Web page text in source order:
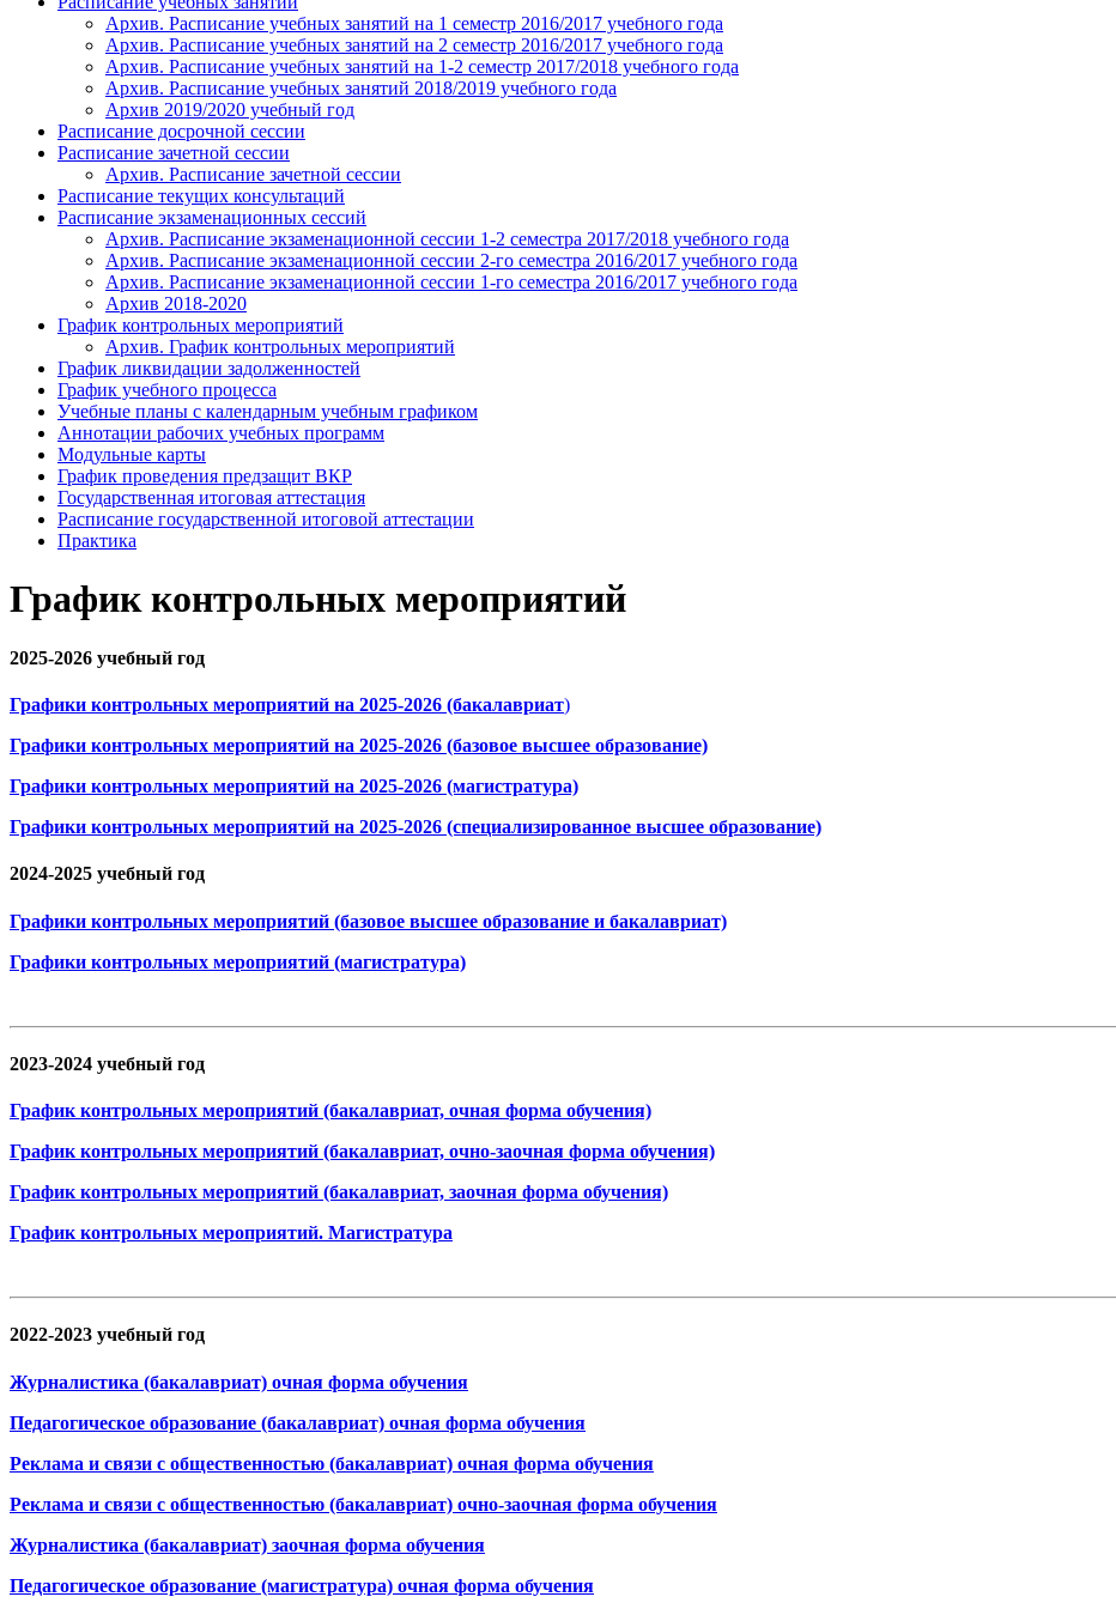
Архив. Расписание учебных занятий на 1 семестр 2016/2017 учебного года
Архив. Расписание учебных занятий на 2 семестр 2016/2017 учебного года
Архив. Расписание учебных занятий на 1-2 семестр 2017/2018 учебного года
Архив. Расписание учебных занятий 2018/2019 учебного года
Архив 2019/2020 учебный год
Расписание досрочной сессии
Расписание зачетной сессии
Архив. Расписание зачетной сессии
Расписание текущих консультаций
Расписание экзаменационных сессий
Архив. Расписание экзаменационной сессии 1-2 семестра 2017/2018 учебного года
Архив. Расписание экзаменационной сессии 2-го семестра 2016/2017 учебного года
Архив. Расписание экзаменационной сессии 1-го семестра 2016/2017 учебного года
Архив 2018-2020
График контрольных мероприятий
Архив. График контрольных мероприятий
График ликвидации задолженностей
График учебного процесса
Учебные планы с календарным учебным графиком
Аннотации рабочих учебных программ
Модульные карты
График проведения предзащит ВКР
Государственная итоговая аттестация
Расписание государственной итоговой аттестации
Практика
График контрольных мероприятий
2025-2026 учебный год
Графики контрольных мероприятий на 2025-2026 (бакалавриат)
Графики контрольных мероприятий на 2025-2026 (базовое высшее образование)
Графики контрольных мероприятий на 2025-2026 (магистратура)
Графики контрольных мероприятий на 2025-2026 (специализированное высшее образование)
2024-2025 учебный год
Графики контрольных мероприятий (базовое высшее образование и бакалавриат)
Графики контрольных мероприятий (магистратура)
2023-2024 учебный год
График контрольных мероприятий (бакалавриат, очная форма обучения)
График контрольных мероприятий (бакалавриат, очно-заочная форма обучения)
График контрольных мероприятий (бакалавриат, заочная форма обучения)
График контрольных мероприятий. Магистратура
2022-2023 учебный год
Журналистика (бакалавриат) очная форма обучения
Педагогическое образование (бакалавриат) очная форма обучения
Реклама и связи с общественностью (бакалавриат) очная форма обучения
Реклама и связи с общественностью (бакалавриат) очно-заочная форма обучения
Журналистика (бакалавриат) заочная форма обучения
Педагогическое образование (магистратура) очная форма обучения